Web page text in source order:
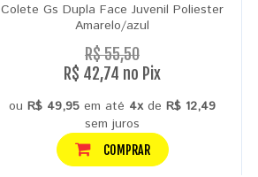
Colete Gs Dupla Face Juvenil Poliester
Amarelo/azul
R$ 55,50
R$ 42,74 no Pix
ou R$ 49,95 em até 4xde R$ 12,49
sem juros
COMPRAR